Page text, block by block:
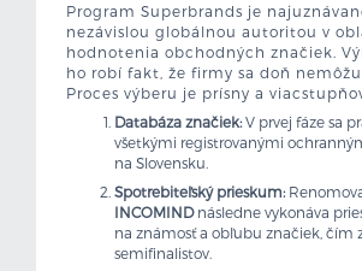
Program Superbrands je
nezávislou globálnou autoritou v
hodnotenia obchodných značiek.
ho robí fakt, že firmy sa doň
Proces výberu je prísny a
Databáza značiek:V prvej fáze sa
všetkými registrovanými
na Slovensku.
Spotrebiteľský prieskum:
INCOMINDnásledne vykonáva
na známosť a obľubu značiek, čím
semifinalistov.